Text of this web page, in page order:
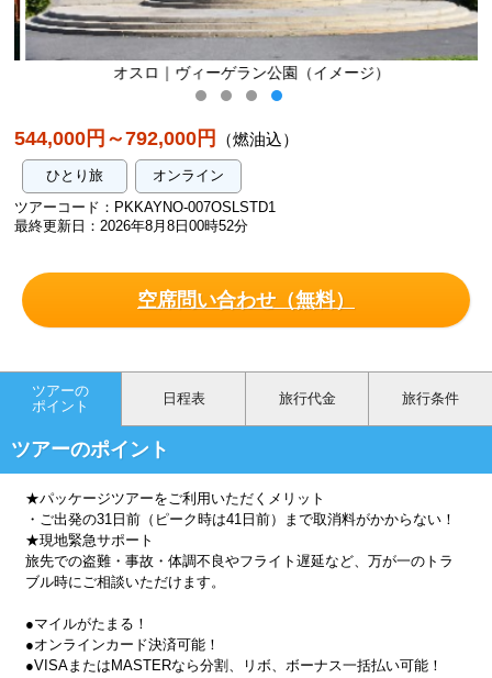
オスロ｜ヴィーゲラン公園（イメージ）
544,000円～792,000円 （燃油込）
ひとり旅
オンライン
ツアーコード：PKKAYNO-007OSLSTD1
最終更新日：2026年8月8日00時52分
空席問い合わせ（無料）
ツアーの
ポイント
日程表 旅行代金 旅行条件
ツアーのポイント
★パッケージツアーをご利用いただくメリット
・ご出発の31日前（ピーク時は41日前）まで取消料がかからない！
★現地緊急サポート
旅先での盗難・事故・体調不良やフライト遅延など、万が一のトラ
ブル時にご相談いただけます。
●マイルがたまる！
●オンラインカード決済可能！
●VISAまたはMASTERなら分割、リボ、ボーナス一括払い可能！